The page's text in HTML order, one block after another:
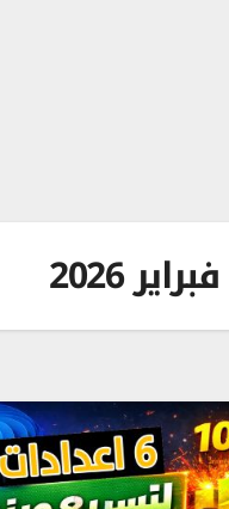
فبراير 2026